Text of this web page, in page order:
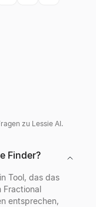
zu Lessie AI.
Finder?
Tool, das das
Fractional
entsprechen,